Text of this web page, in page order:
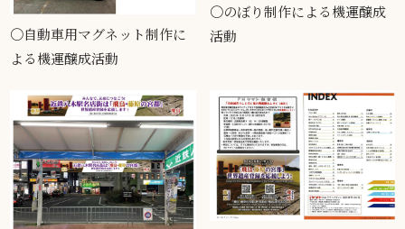
〇自動車用マグネット制作に
よる機運醸成活動
〇のぼり制作による機運醸成
活動